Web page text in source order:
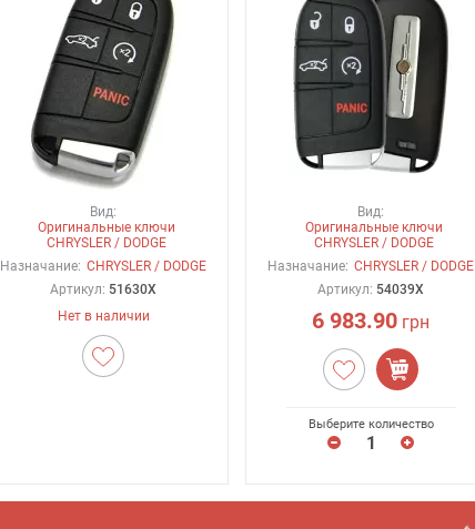
Вид:
Оригинальные ключи
CHRYSLER / DODGE
Назначание: CHRYSLER / DODGE
Артикул: 51630X
Нет в наличии
Вид:
Оригинальные ключи
CHRYSLER / DODGE
Назначание: CHRYSLER / DODGE
Артикул: 54039X
6 983.90 грн
Выберите количество